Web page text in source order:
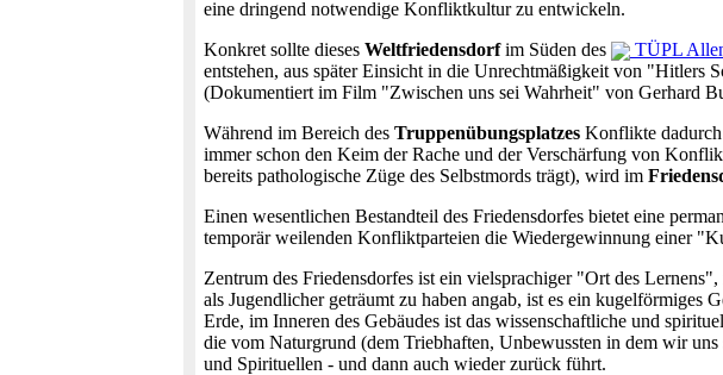
eine dringend notwendige Konfliktkultur zu entwickeln.
Konkret sollte dieses Weltfriedensdorfim Süden des TÜPL
entstehen, aus später Einsicht in die Unrechtmäßigkeit von "Hitlers
(Dokumentiert im Film "Zwischen uns sei Wahrheit" von Gerhard
Während im Bereich des Truppenübungsplatzes Konflikte
immer schon den Keim der Rache und der Verschärfung von
bereits pathologische Züge des Selbstmords trägt), wird im
Einen wesentlichen Bestandteil des Friedensdorfes bietet eine
temporär weilenden Konfliktparteien die Wiedergewinnung einer
Zentrum des Friedensdorfes ist ein vielsprachiger "Ort des
als Jugendlicher geträumt zu haben angab, ist es ein kugelförmiges
Erde, im Inneren des Gebäudes ist das wissenschaftliche und
die vom Naturgrund (dem Triebhaften, Unbewussten in dem wir
und Spirituellen - und dann auch wieder zurück führt.